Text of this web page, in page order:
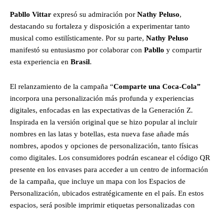
Pabllo Vittar expresó su admiración por Nathy Peluso,
destacando su fortaleza y disposición a experimentar tanto
musical como estilísticamente. Por su parte, Nathy Peluso
manifestó su entusiasmo por colaborar con Pabllo y compartir
esta experiencia en Brasil.
El relanzamiento de la campaña “Comparte una Coca-Cola”
incorpora una personalización más profunda y experiencias
digitales, enfocadas en las expectativas de la Generación Z.
Inspirada en la versión original que se hizo popular al incluir
nombres en las latas y botellas, esta nueva fase añade más
nombres, apodos y opciones de personalización, tanto físicas
como digitales. Los consumidores podrán escanear el código QR
presente en los envases para acceder a un centro de información
de la campaña, que incluye un mapa con los Espacios de
Personalización, ubicados estratégicamente en el país. En estos
espacios, será posible imprimir etiquetas personalizadas con